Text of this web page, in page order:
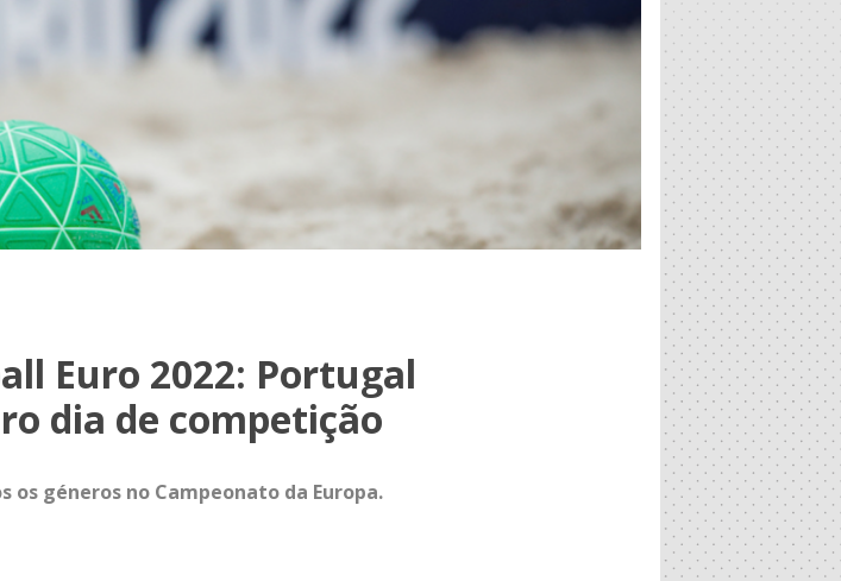
Euro 2022: Portugal
dia de competição
os géneros no Campeonato da Europa.